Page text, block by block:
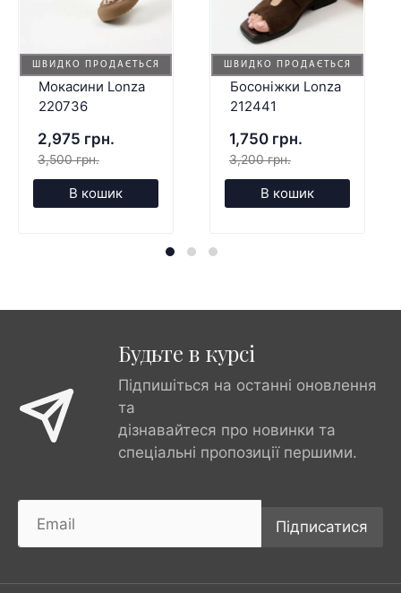
ШВИДКО ПРОДАЄТЬСЯ
Мокасини Lonza
220736
2,975 грн.
3,500 грн.
В кошик
ШВИДКО ПРОДАЄТЬСЯ
Босоніжки Lonza
212441
1,750 грн.
3,200 грн.
В кошик
Будьте в курсі
Підпишіться на останні оновлення
та
дізнавайтеся про новинки та
спеціальні пропозиції першими.
Підписатися